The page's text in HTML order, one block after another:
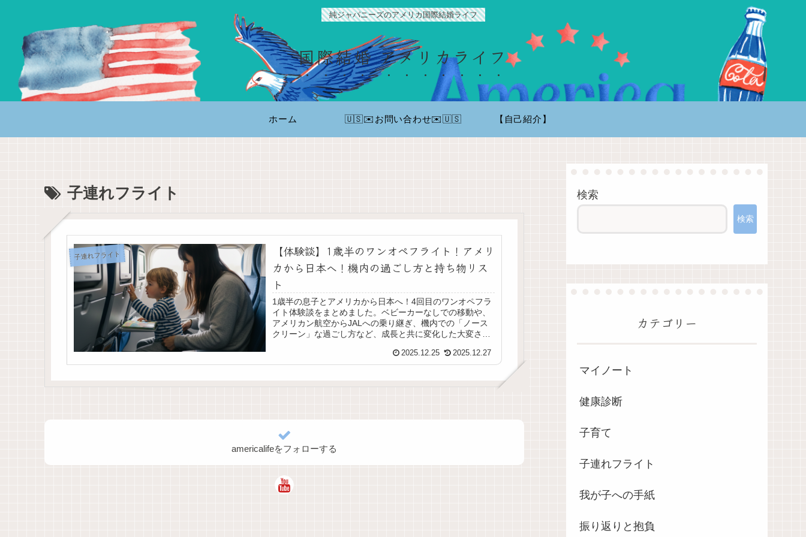
純ジャパニーズのアメリカ国際結婚ライフ
国際結婚 アメリカライフ
ホーム 🇺🇸✉️お問い合わせ✉️🇺🇸 【自己紹介】
子連れフライト
子連れフライト
【体験談】1歳半のワンオペフライト！アメリ
カから日本へ！機内の過ごし方と持ち物リス
ト
1歳半の息子とアメリカから日本へ！4回目のワンオペフラ
イト体験談をまとめました。ベビーカーなしでの移動や、
アメリカン航空からJALへの乗り継ぎ、機内での「ノース
クリーン」な過ごし方など、成長と共に変化した大変さと
2025.12.25 2025.12.27
americalifeをフォローする
検索
検索
カテゴリー
マイノート
健康診断
子育て
子連れフライト
我が子への手紙
振り返りと抱負